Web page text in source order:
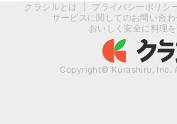
クラシルとは プライバシーポリシ
サービスに関してのお問い合わ
おいしく安全に料理
Copyright© Kurashiru, Inc.